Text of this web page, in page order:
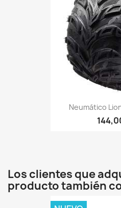
Neumático
Los clientes que
producto también